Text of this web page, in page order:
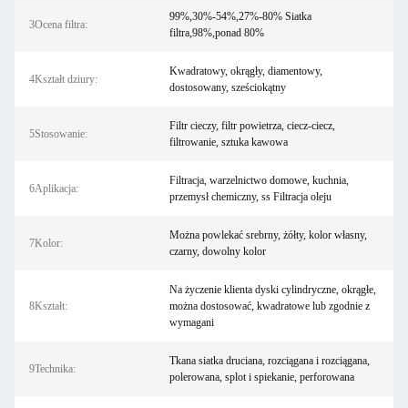
3Ocena filtra:
99%,30%-54%,27%-80% Siatka
filtra,98%,ponad 80%
4Kształt dziury:
Kwadratowy, okrągły, diamentowy,
dostosowany, sześciokątny
5Stosowanie:
Filtr cieczy, filtr powietrza, ciecz-ciecz,
filtrowanie, sztuka kawowa
6Aplikacja:
Filtracja, warzelnictwo domowe, kuchnia,
przemysł chemiczny, ss Filtracja oleju
7Kolor:
Można powlekać srebrny, żółty, kolor własny,
czarny, dowolny kolor
8Kształt:
Na życzenie klienta dyski cylindryczne, okrągłe,
można dostosować, kwadratowe lub zgodnie z
wymagani
9Technika:
Tkana siatka druciana, rozciągana i rozciągana,
polerowana, splot i spiekanie, perforowana